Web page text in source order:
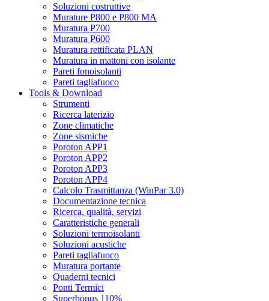
Soluzioni costruttive
Murature P800 e P800 MA
Muratura P700
Muratura P600
Muratura rettificata PLAN
Muratura in mattoni con isolante
Pareti fonoisolanti
Pareti tagliafuoco
Tools & Download
Strumenti
Ricerca laterizio
Zone climatiche
Zone sismiche
Poroton APP1
Poroton APP2
Poroton APP3
Poroton APP4
Calcolo Trasmittanza (WinPar 3.0)
Documentazione tecnica
Ricerca, qualità, servizi
Caratteristiche generali
Soluzioni termoisolanti
Soluzioni acustiche
Pareti tagliafuoco
Muratura portante
Quaderni tecnici
Ponti Termici
Superbonus 110%